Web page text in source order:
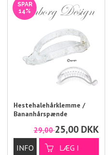
SPAR
14%
Hestehalehårklemme /
Bananhårspænde
29,0025,00 DKK